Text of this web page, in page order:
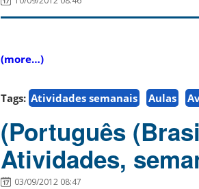
(more…)
Tags: Atividades semanais Aulas
(Português
Atividades,
03/09/2012 08:47